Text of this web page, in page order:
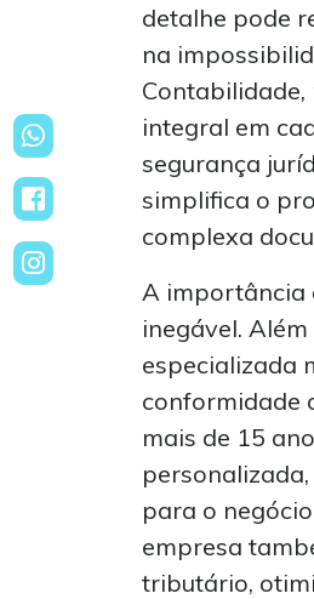
detalhe pode
na
integral em
segurança
simplifica o
complexa
A importância
inegável.
especializada
conformidade
mais de 15
para o
empresa
tributário,